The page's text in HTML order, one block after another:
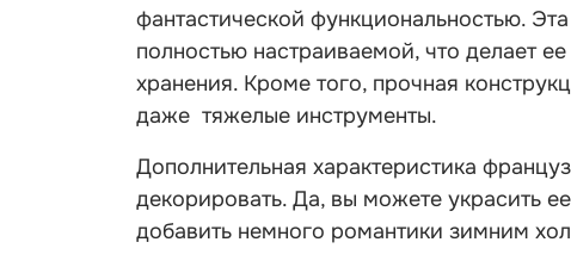
фантастической функциональностью.
полностью настраиваемой, что делает
хранения. Кроме того, прочная
даже тяжелые инструменты.
Дополнительная характеристика
декорировать. Да, вы можете украсить
добавить немного романтики зимним